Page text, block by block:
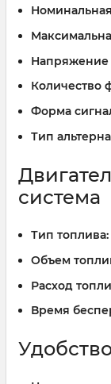
Напряжение
Количество
Форма
Тип
система
Тип топлива:
Объем
Расход
Время